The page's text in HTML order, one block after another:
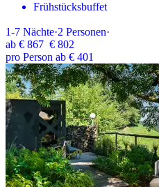
Frühstücksbuffet
1-7 Nächte·2 Personen·
ab € 867 € 802
pro Person ab € 401